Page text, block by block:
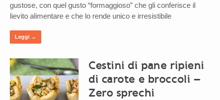
gustose, con quel gusto “formaggioso” che gli conferisce il
lievito alimentare e che lo rende unico e irresistibile
Leggi →
Cestini di pane ripieni
di carote e broccoli –
Zero sprechi